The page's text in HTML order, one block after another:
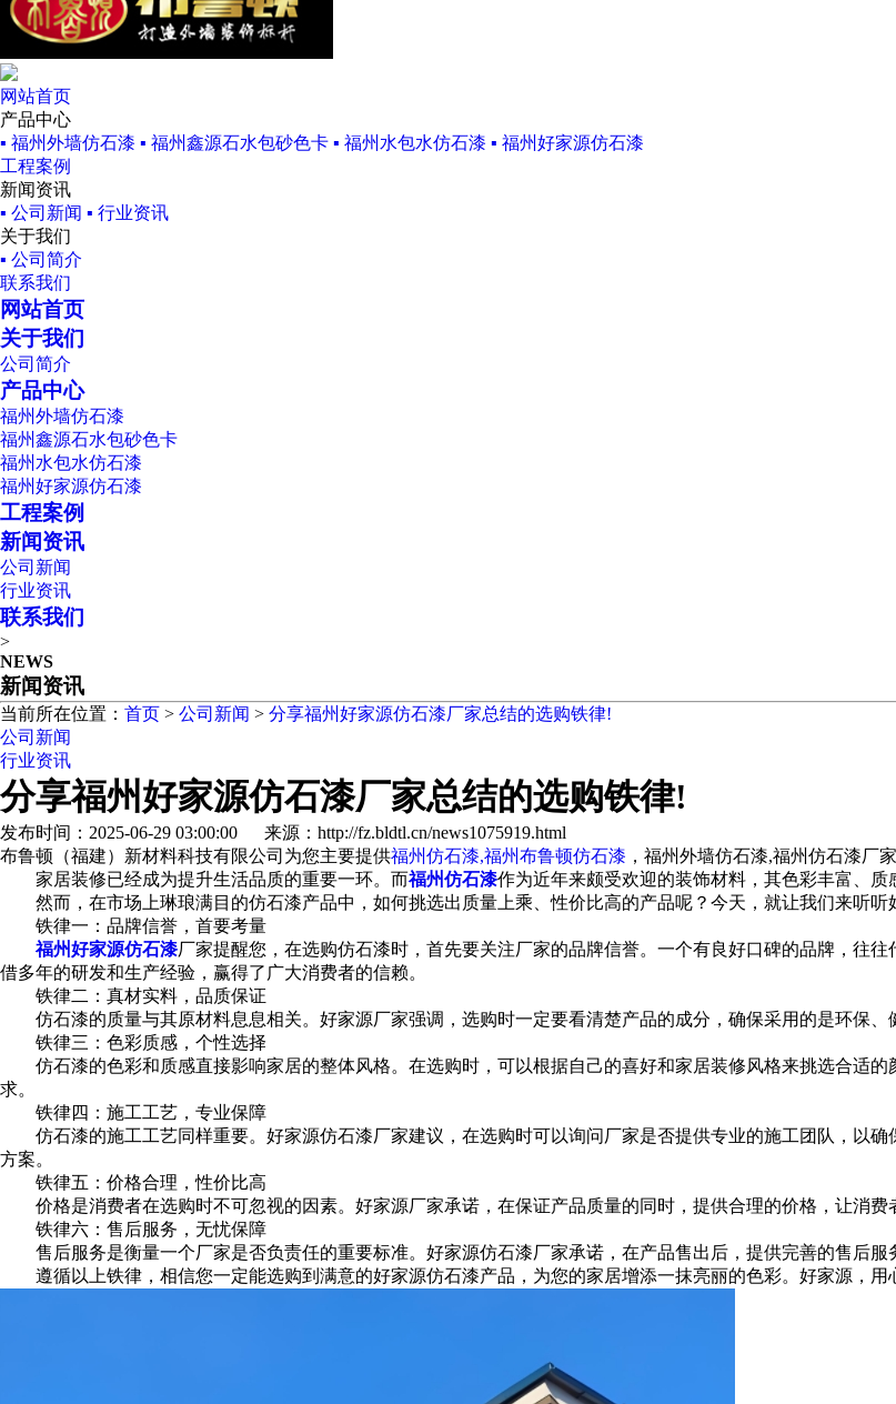
网站首页
产品中心
▪ 福州外墙仿石漆 ▪ 福州鑫源石水包砂色卡 ▪ 福州水包水仿石漆 ▪ 福州好家源仿石漆
工程案例
新闻资讯
▪ 公司新闻 ▪ 行业资讯
关于我们
▪ 公司简介
联系我们
网站首页
关于我们
公司简介
产品中心
福州外墙仿石漆
福州鑫源石水包砂色卡
福州水包水仿石漆
福州好家源仿石漆
工程案例
新闻资讯
公司新闻
行业资讯
联系我们
>
NEWS
新闻资讯
当前所在位置： 首页 > 公司新闻 > 分享福州好家源仿石漆厂家总结的选购铁律!
公司新闻
行业资讯
分享福州好家源仿石漆厂家总结的选购铁律!
发布时间：2025-06-29 03:00:00 来源：http://fz.bldtl.cn/news1075919.html
布鲁顿（福建）新材料科技有限公司为您主要提供福州仿石漆,福州布鲁顿仿石漆 ，福州外墙仿石漆,福州仿石漆厂
家居装修已经成为提升生活品质的重要一环。而福州仿石漆作为近年来颇受欢迎的装饰材料，其色彩丰富、质
然而，在市场上琳琅满目的仿石漆产品中，如何挑选出质量上乘、性价比高的产品呢？今天，就让我们来听听
铁律一：品牌信誉，首要考量
福州好家源仿石漆厂家提醒您，在选购仿石漆时，首先要关注厂家的品牌信誉。一个有良好口碑的品牌，往
借多年的研发和生产经验，赢得了广大消费者的信赖。
铁律二：真材实料，品质保证
仿石漆的质量与其原材料息息相关。好家源厂家强调，选购时一定要看清楚产品的成分，确保采用的是环保、
铁律三：色彩质感，个性选择
仿石漆的色彩和质感直接影响家居的整体风格。在选购时，可以根据自己的喜好和家居装修风格来挑选合适的
求。
铁律四：施工工艺，专业保障
仿石漆的施工工艺同样重要。好家源仿石漆厂家建议，在选购时可以询问厂家是否提供专业的施工团队，以确
方案。
铁律五：价格合理，性价比高
价格是消费者在选购时不可忽视的因素。好家源厂家承诺，在保证产品质量的同时，提供合理的价格，让消费
铁律六：售后服务，无忧保障
售后服务是衡量一个厂家是否负责任的重要标准。好家源仿石漆厂家承诺，在产品售出后，提供完善的售后服
遵循以上铁律，相信您一定能选购到满意的好家源仿石漆产品，为您的家居增添一抹亮丽的色彩。好家源，用